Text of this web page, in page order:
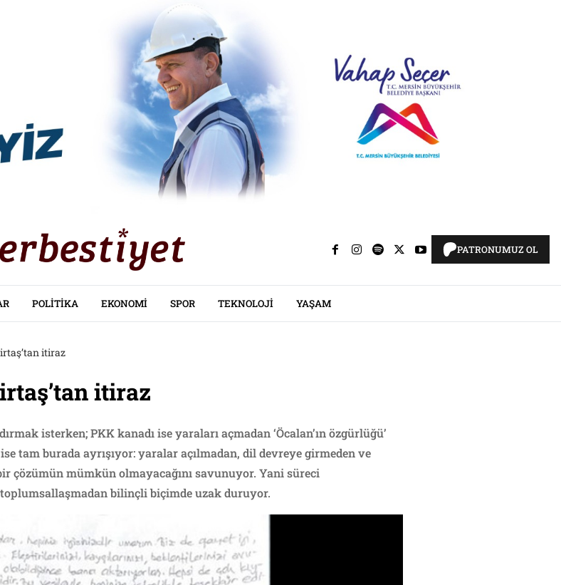
PATRONUMUZ OL
POLITIKA EKONOMI SPOR TEKNOLOJI YAŞAM
itiraz
itiraz
isterken; PKK kanadı ise yaraları açmadan ‘Öcalan’ın özgürlüğü’
tam burada ayrışıyor: yaralar açılmadan, dil devreye girmeden ve
çözümün mümkün olmayacağını savunuyor. Yani süreci
bilinçli biçimde uzak duruyor.